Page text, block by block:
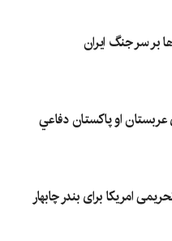
بر سر جنگ ایران
او پاکستان دفاعي
امریکا برای بندر چابهار